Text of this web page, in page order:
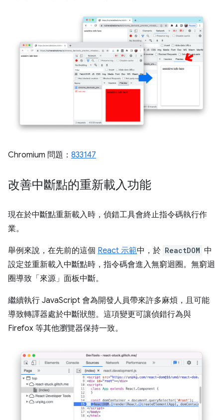
Chromium 問題： 833147
改善中斷點的重新載入功能
現在於中斷點重新載入時，偵錯工具會終止指令碼執行作
業。
舉例來說，在先前的這個 React 示範中，於 ReactDOM 中
設定並重新載入中斷點時，指令碼會進入無窮迴圈。無窮迴
圈導致「來源」 面板中斷。
繼續執行 JavaScript 會為開發人員帶來許多麻煩，且可能
導致轉譯器處於中斷狀態。這項變更可讓偵錯行為與
Firefox 等其他瀏覽器保持一致。